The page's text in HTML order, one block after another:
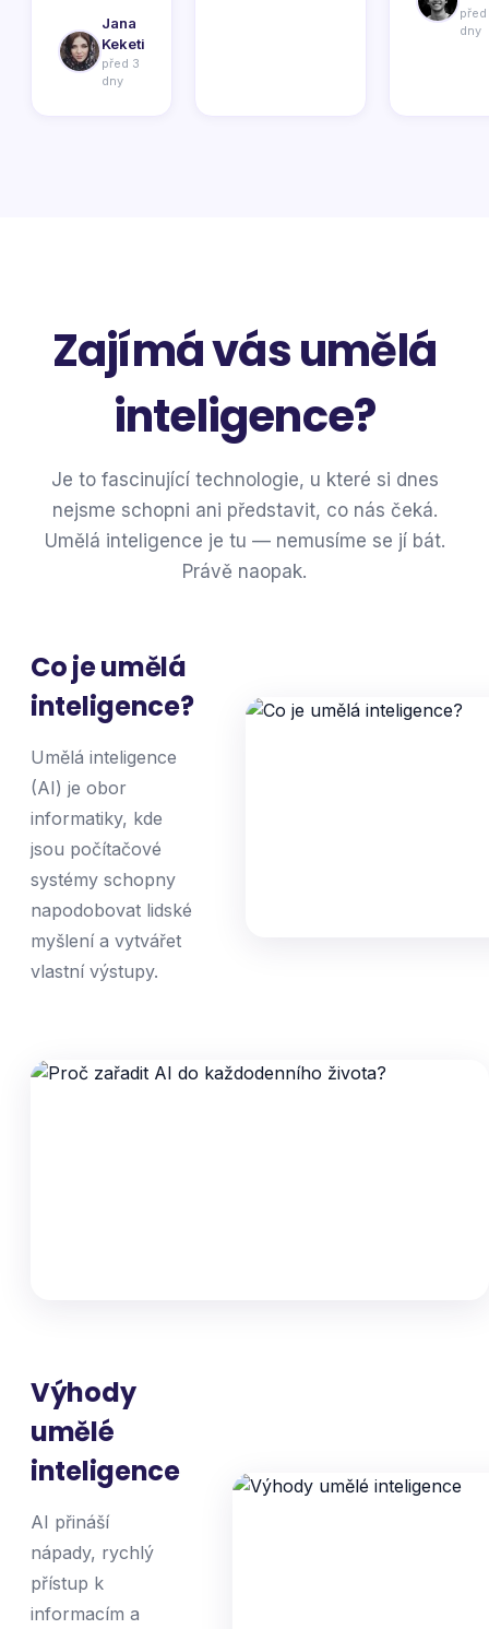
Jana
Keketi
před 3
dny
dny
Zajímá vás umělá
inteligence?
Je to fascinující technologie, u které si dnes
nejsme schopni ani představit, co nás čeká.
Umělá inteligence je tu — nemusíme se jí bát.
Právě naopak.
Co je umělá
inteligence?
Umělá inteligence
(AI) je obor
informatiky, kde
jsou počítačové
systémy schopny
napodobovat lidské
myšlení a vytvářet
vlastní výstupy.
Výhody
umělé
inteligence
AI přináší
nápady, rychlý
přístup k
informacím a